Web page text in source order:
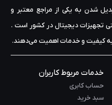
شدن به یکی از مراجع معتبر و
تجهیزات دیجیتال در کشور است .
به کیفیت و خدمات اهمیت می‌دهند.
خدمات مربوط کاربران
حساب کابری
سبد خرید